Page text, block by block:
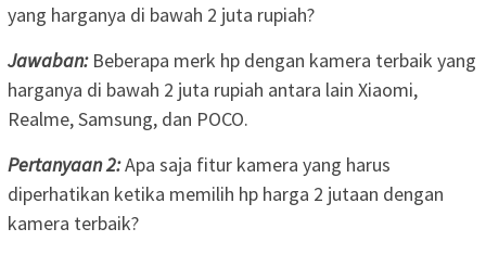
yang harganya di bawah 2 juta rupiah?
Jawaban:Beberapa merk hp dengan kamera terbaik yang
harganya di bawah 2 juta rupiah antara lain Xiaomi,
Realme, Samsung, dan POCO.
Pertanyaan 2:Apa saja fitur kamera yang harus
diperhatikan ketika memilih hp harga 2 jutaan dengan
kamera terbaik?